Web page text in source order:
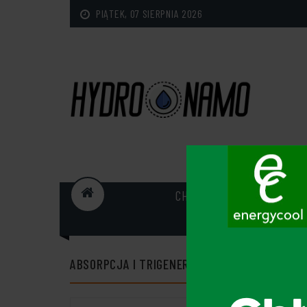
PIĄTEK, 07 SIERPNIA 2026
CHŁODNICTWO
ABSORPCJA I TRIGENERACJA